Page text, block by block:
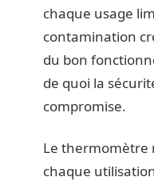
chaque usage
contamination
du bon
de quoi la
compromise.
Le thermomètre
chaque